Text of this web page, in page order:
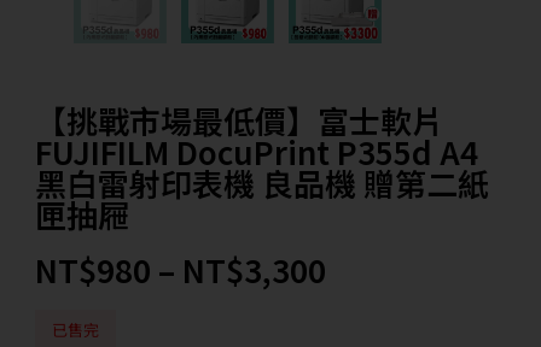
【挑戰市場最低價】富士軟片
FUJIFILM DocuPrint P355d A4
黑白雷射印表機 良品機 贈第二紙
匣抽屜
NT$980 – NT$3,300
已售完